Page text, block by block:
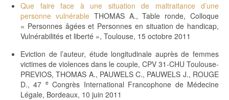
Que faire face à une situation de maltraitance d’une
personne vulnérableTHOMAS A., Table ronde, Colloque
« Personnes âgées et Personnes en situation de handicap,
Vulnérabilités et liberté », Toulouse, 15 octobre 2011
Eviction de l’auteur, étude longitudinale auprès de femmes
victimes de violences dans le couple, CPV 31-CHU Toulouse-
PREVIOS, THOMAS A., PAUWELS C., PAUWELS J., ROUGE
D., 47 eCongrès International Francophone de Médecine
Légale, Bordeaux, 10 juin 2011